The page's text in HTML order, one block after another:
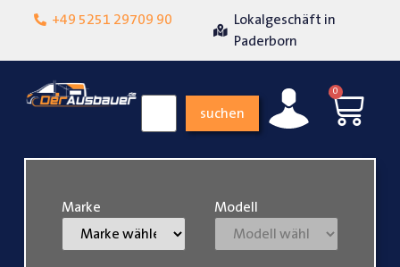
+49 5251 29709 90
Hohe
Lokalgeschäft in
Paderborn
suchen
0
Marke Modell